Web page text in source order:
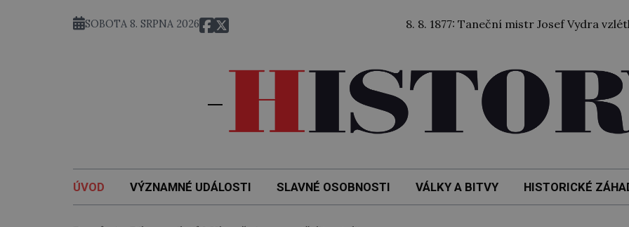
SOBOTA 8. SRPNA 2026 8. 8. 1877: Taneční mistr Josef Vydra vzlétl
ÚVOD VÝZNAMNÉ UDÁLOSTI SLAVNÉ OSOBNOSTI VÁLKY A BITVY HISTORICKÉ